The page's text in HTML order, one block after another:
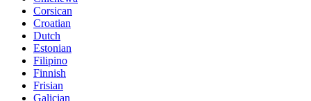
Corsican
Croatian
Dutch
Estonian
Filipino
Finnish
Frisian
Galician